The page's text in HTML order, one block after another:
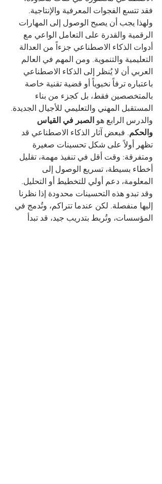
فقد تتسع الفجوات المعرفية والإنتاجية.
ولهذا يجب أن يصبح الوصول إلى المهارات
الرقمية والقدرة على التعامل الواعي مع
أدوات الذكاء الاصطناعي جزءاً من العدالة
التعليمية والتنموية. ومن المهم في العالم
العربي أن لا يُنظر إلى الذكاء الاصطناعي
باعتباره ترفاً نخبوياً أو قضية تقنية خاصة
بالمتخصصين فقط، بل كجزء من بناء
المستقبل المهني والتعليمي للأجيال الجديدة.
والدرس الرابع هو الصبر في القياس
والحكم. فبعض آثار الذكاء الاصطناعي قد
تظهر أولاً على شكل تحسينات صغيرة
ومتفرقة: وقت أقل في تنفيذ مهمة، تقليل
أخطاء بسيطة، تسريع الوصول إلى
المعلومة، دعم أولي للتخطيط أو التحليل.
وقد تبدو هذه التحسينات محدودة إذا نظرنا
إليها منفصلة. لكن عندما تتراكم، وتُدمج في
المؤسسات، وتُربط بتدريب جيد، قد تبدأ